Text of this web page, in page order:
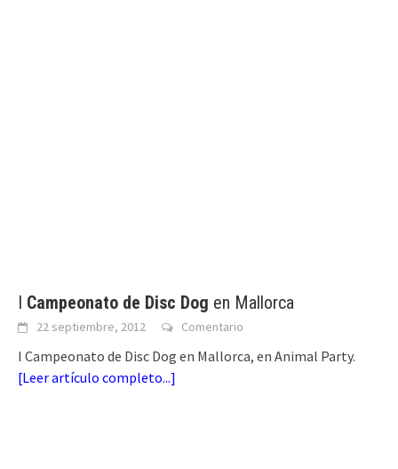
I Campeonato de Disc Dog en Mallorca
22 septiembre, 2012 Comentario
I Campeonato de Disc Dog en Mallorca, en Animal Party.
[Leer artículo completo...]